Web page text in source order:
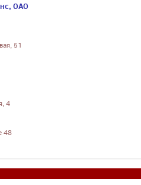
ОАО
51
4
48